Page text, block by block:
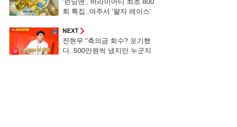
회 특집..여주서 '팔자 레이스'
NEXT
전현무 "축의금 회수? 포기했
다..500만원씩 냈지만 누군지